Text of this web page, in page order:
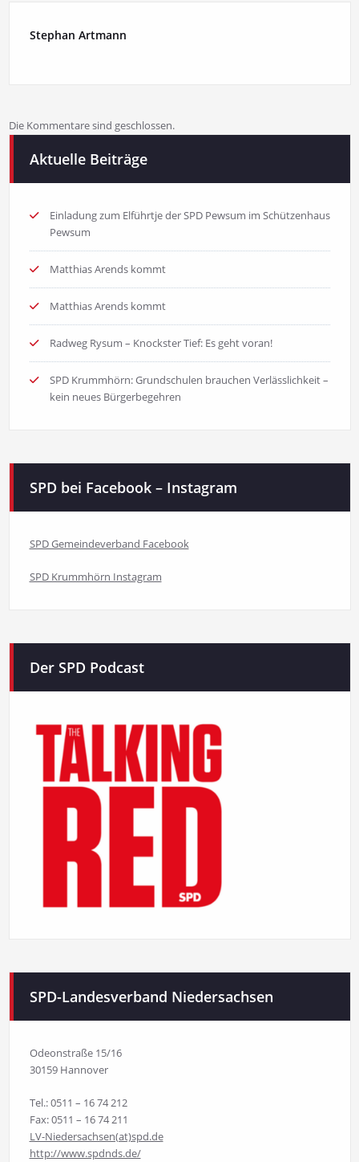
Stephan Artmann
Die Kommentare sind geschlossen.
Aktuelle Beiträge
Einladung zum Elführtje der SPD Pewsum im Schützenhaus
Pewsum
Matthias Arends kommt
Matthias Arends kommt
Radweg Rysum – Knockster Tief: Es geht voran!
SPD Krummhörn: Grundschulen brauchen Verlässlichkeit –
kein neues Bürgerbegehren
SPD bei Facebook – Instagram
SPD Gemeindeverband Facebook
SPD Krummhörn Instagram
Der SPD Podcast
SPD-Landesverband Niedersachsen
Odeonstraße 15/16
30159 Hannover
Tel.: 0511 – 16 74 212
Fax: 0511 – 16 74 211
LV-Niedersachsen(at)spd.de
http://www.spdnds.de/